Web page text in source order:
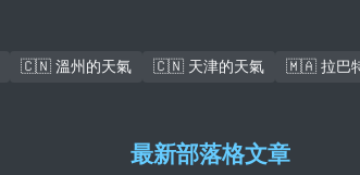
🇨🇳 溫州的天氣 🇨🇳 天津的天氣
🇲🇦 拉巴
最新部落格文章